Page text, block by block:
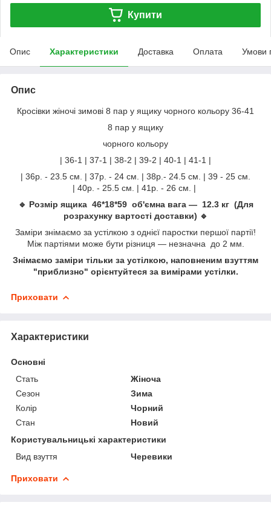
Купити
Опис Характеристики Доставка Оплата Умови
Опис
Кросівки жіночі зимові 8 пар у ящику чорного кольору 36-41
8 пар у ящику
чорного кольору
| 36-1 | 37-1 | 38-2 | 39-2 | 40-1 | 41-1 |
| 36р. - 23.5 см. | 37р. - 24 см. | 38р.- 24.5 см. | 39 - 25 см.
| 40р. - 25.5 см. | 41р. - 26 см. |
🔹 Розмір ящика 46*18*59 об'ємна вага — 12.3 кг (Для
розрахунку вартості доставки) 🔹
Заміри знімаємо за устілкою з однієї паростки першої партії!
Між партіями може бути різниця — незначна до 2 мм.
Знімаємо заміри тільки за устілкою, наповненим взуттям
"приблизно" орієнтуйтеся за вимірами устілки.
Приховати
Характеристики
Основні
Стать
Жіноча
Сезон
Зима
Колір
Чорний
Стан
Новий
Користувальницькі характеристики
Вид взуття
Черевики
Приховати